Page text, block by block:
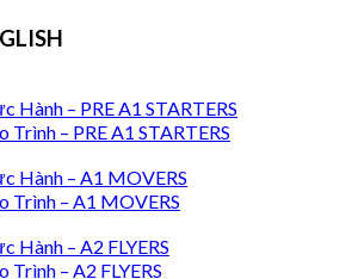
Hành – PRE A1 STARTERS
Trình – PRE A1 STARTERS
Hành – A1 MOVERS
Trình – A1 MOVERS
Hành – A2 FLYERS
Trình – A2 FLYERS